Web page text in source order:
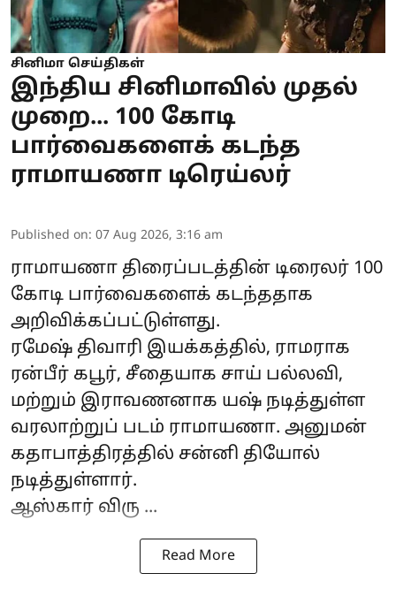
சினிமா செய்திகள்
இந்திய சினிமாவில் முதல்
முறை... 100 கோடி
பார்வைகளைக் கடந்த
ராமாயணா டிரெய்லர்
Published on: 07 Aug 2026, 3:16 am
ராமாயணா திரைப்படத்தின் டிரைலர் 100
கோடி பார்வைகளைக் கடந்ததாக
அறிவிக்கப்பட்டுள்ளது.
ரமேஷ் திவாரி இயக்கத்தில், ராமராக
ரன்பீர் கபூர், சீதையாக சாய் பல்லவி,
மற்றும் இராவணனாக யஷ் நடித்துள்ள
வரலாற்றுப் படம் ராமாயணா. அனுமன்
கதாபாத்திரத்தில் சன்னி தியோல்
நடித்துள்ளார்.
ஆஸ்கார் விரு ...
Read More